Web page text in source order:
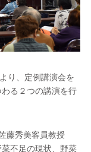
り、定例講演会を
る２つの講演を行
藤秀美客員教授
菜不足の現状、野菜